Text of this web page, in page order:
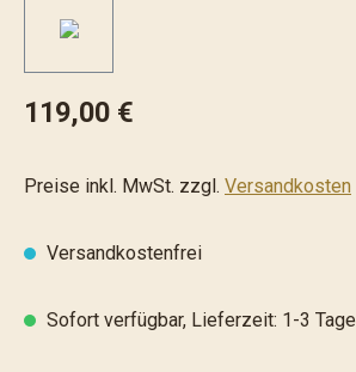
119,00 €
Preise inkl. MwSt. zzgl. Versandkosten
Versandkostenfrei
Sofort verfügbar, Lieferzeit: 1-3 Tage